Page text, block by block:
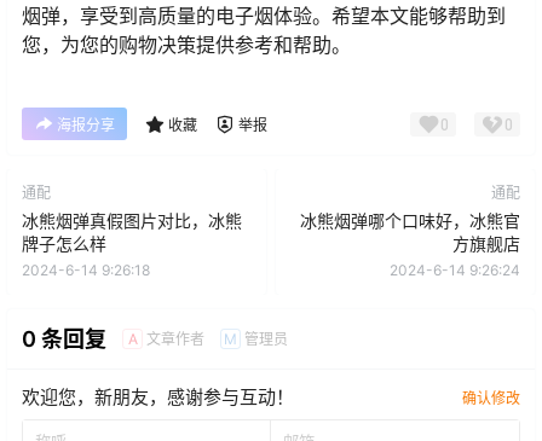
烟弹，享受到高质量的电子烟体验。希望本文能够帮助到
您，为您的购物决策提供参考和帮助。
海报分享 收藏 举报 0 0
通配
冰熊烟弹真假图片对比，冰熊
牌子怎么样
2024-6-14 9:26:18
通配
冰熊烟弹哪个口味好，冰熊官
方旗舰店
2024-6-14 9:26:24
0 条回复 A 文章作者 M 管理员
欢迎您，新朋友，感谢参与互动！ 确认修改